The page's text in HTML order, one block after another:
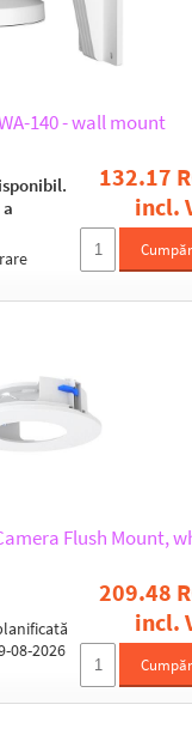
140 - wall mount
132.17
incl.
Flush Mount,
08-2026
209.48
incl.